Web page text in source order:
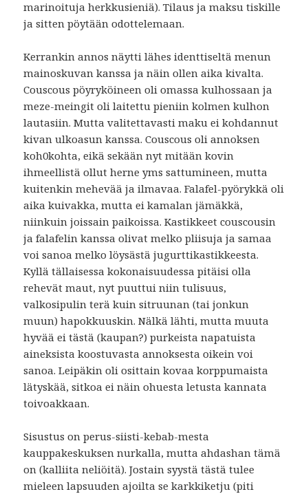
marinoituja herkkusieniä). Tilaus ja maksu tiskille
ja sitten pöytään odottelemaan.
Kerrankin annos näytti lähes identtiseltä menun
mainoskuvan kanssa ja näin ollen aika kivalta.
Couscous pöyryköineen oli omassa kulhossaan ja
meze-meingit oli laitettu pieniin kolmen kulhon
lautasiin. Mutta valitettavasti maku ei kohdannut
kivan ulkoasun kanssa. Couscous oli annoksen
koh0kohta, eikä sekään nyt mitään kovin
ihmeellistä ollut herne yms sattumineen, mutta
kuitenkin mehevää ja ilmavaa. Falafel-pyörykkä oli
aika kuivakka, mutta ei kamalan jämäkkä,
niinkuin joissain paikoissa. Kastikkeet couscousin
ja falafelin kanssa olivat melko pliisuja ja samaa
voi sanoa melko löysästä jugurttikastikkeesta.
Kyllä tällaisessa kokonaisuudessa pitäisi olla
rehevät maut, nyt puuttui niin tulisuus,
valkosipulin terä kuin sitruunan (tai jonkun
muun) hapokkuuskin. Nälkä lähti, mutta muuta
hyvää ei tästä (kaupan?) purkeista napatuista
aineksista koostuvasta annoksesta oikein voi
sanoa. Leipäkin oli osittain kovaa korppumaista
lätyskää, sitkoa ei näin ohuesta letusta kannata
toivoakkaan.
Sisustus on perus-siisti-kebab-mesta
kauppakeskuksen nurkalla, mutta ahdashan tämä
on (kalliita neliöitä). Jostain syystä tästä tulee
mieleen lapsuuden ajoilta se karkkiketju (piti